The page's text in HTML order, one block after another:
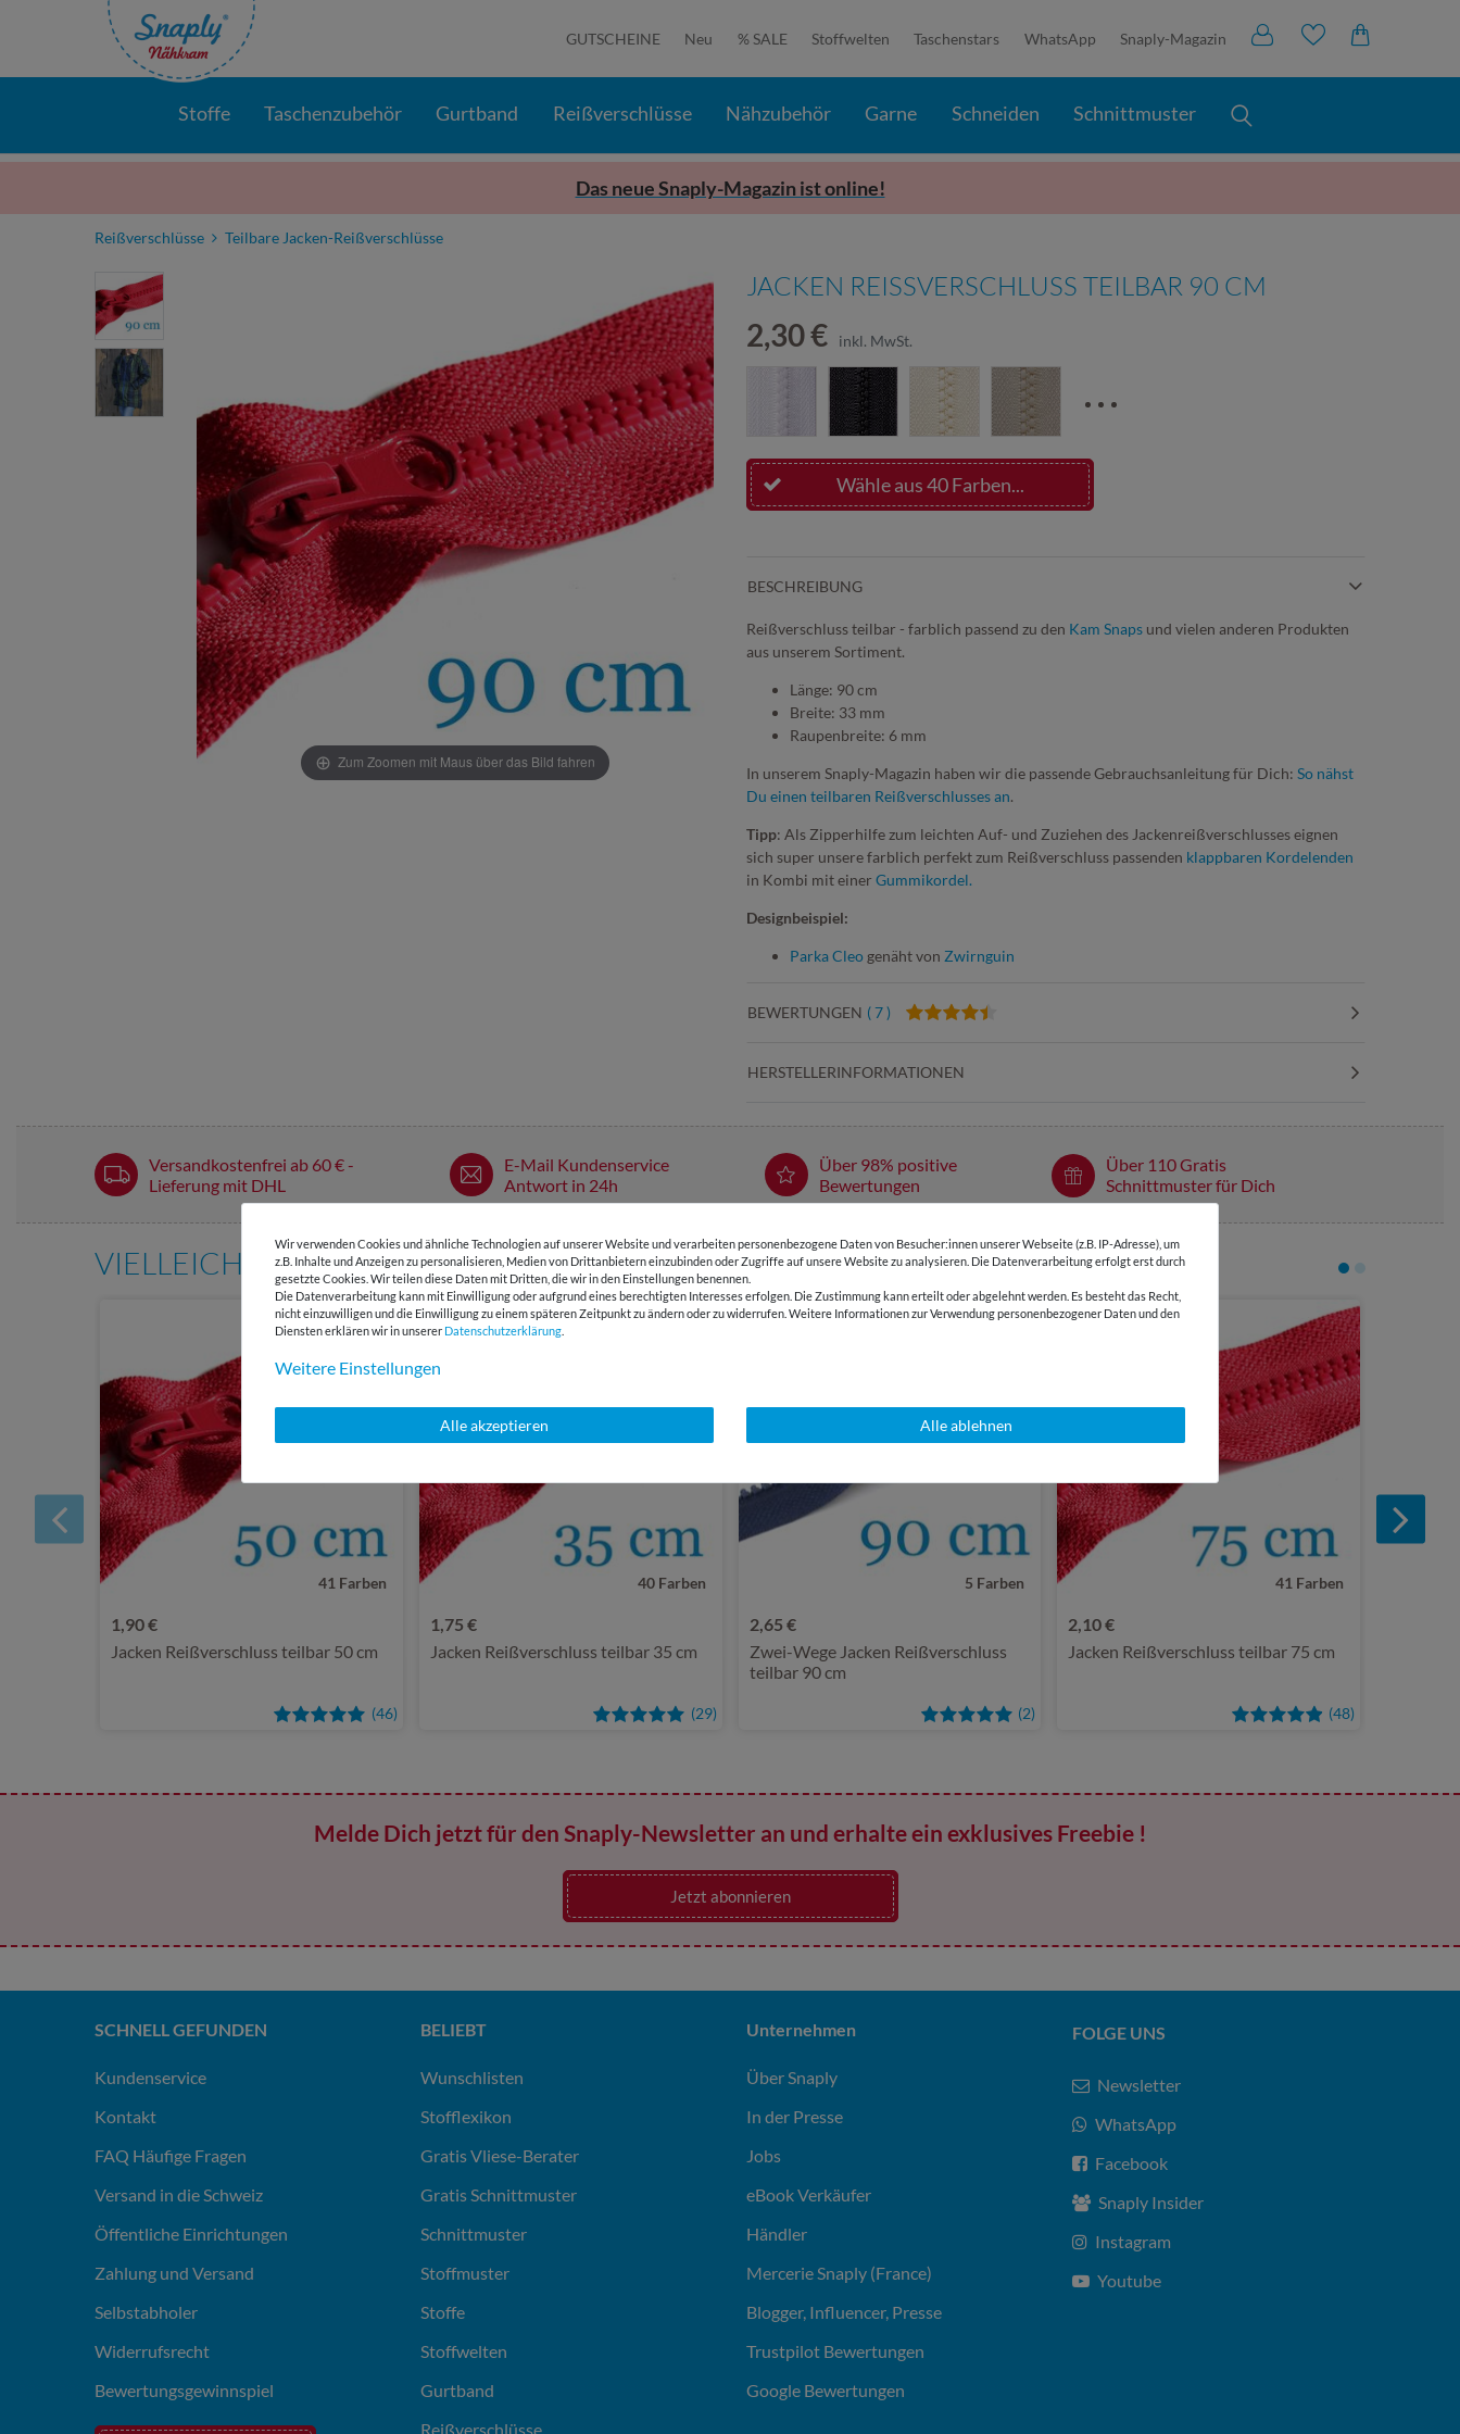
GUTSCHEINE Neu % SALE Stoffwelten Taschenstars WhatsApp Snaply-Magazin
Stoffe Taschenzubehör Gurtband Reißverschlüsse Nähzubehör Garne Schneiden Schnittmuster
Das neue Snaply-Magazin ist online!
Reißverschlüsse Teilbare Jacken-Reißverschlüsse
Zum Zoomen mit Maus über das Bild fahren
JACKEN REISSVERSCHLUSS TEILBAR 90 CM
2,30 € inkl. MwSt.
Wähle aus 40 Farben...
BESCHREIBUNG
Reißverschluss teilbar - farblich passend zu den Kam Snaps und vielen anderen Produkten
aus unserem Sortiment.
Länge: 90 cm
Breite: 33 mm
Raupenbreite: 6 mm
In unserem Snaply-Magazin haben wir die passende Gebrauchsanleitung für Dich: So nähst
Du einen teilbaren Reißverschlusses an.
Tipp: Als Zipperhilfe zum leichten Auf- und Zuziehen des Jackenreißverschlusses eignen
sich super unsere farblich perfekt zum Reißverschluss passenden klappbaren Kordelenden
in Kombi mit einer Gummikordel.
Designbeispiel:
Parka Cleo genäht von Zwirnguin
BEWERTUNGEN ( 7 )
HERSTELLERINFORMATIONEN
Versandkostenfrei ab 60 € -
Lieferung mit DHL
E-Mail Kundenservice
Antwort in 24h
Über 98% positive
Bewertungen
Über 110 Gratis
Schnittmuster für Dich
VIELLEICHT AUCH INTERESSANT
41 Farben
(46)
1,90 €
Jacken Reißverschluss teilbar 50 cm
40 Farben
(29)
1,75 €
Jacken Reißverschluss teilbar 35 cm
5 Farben
(2)
2,65 €
Zwei-Wege Jacken Reißverschluss
teilbar 90 cm
41 Farben
(48)
2,10 €
Jacken Reißverschluss teilbar 75 cm
Melde Dich jetzt für den Snaply-Newsletter an und erhalte ein exklusives Freebie !
Jetzt abonnieren
Wir verwenden Cookies und ähnliche Technologien auf unserer Website und verarbeiten personenbezogene Daten von Besucher:innen unserer Webseite (z.B. IP-Adresse), um
z.B. Inhalte und Anzeigen zu personalisieren, Medien von Drittanbietern einzubinden oder Zugriffe auf unsere Website zu analysieren. Die Datenverarbeitung erfolgt erst durch
gesetzte Cookies. Wir teilen diese Daten mit Dritten, die wir in den Einstellungen benennen.
Die Datenverarbeitung kann mit Einwilligung oder aufgrund eines berechtigten Interesses erfolgen. Die Zustimmung kann erteilt oder abgelehnt werden. Es besteht das Recht,
nicht einzuwilligen und die Einwilligung zu einem späteren Zeitpunkt zu ändern oder zu widerrufen. Weitere Informationen zur Verwendung personenbezogener Daten und den
Diensten erklären wir in unserer Daten­schutz­erklärung
Weitere Einstellungen
Alle akzeptieren Alle ablehnen
SCHNELL GEFUNDEN
Kundenservice
Kontakt
FAQ Häufige Fragen
Versand in die Schweiz
Öffentliche Einrichtungen
Zahlung und Versand
Selbstabholer
Widerrufsrecht
Bewertungsgewinnspiel
BELIEBT
Wunschlisten
Stofflexikon
Gratis Vliese-Berater
Gratis Schnittmuster
Schnittmuster
Stoffmuster
Stoffe
Stoffwelten
Gurtband
Reißverschlüsse
Unternehmen
Über Snaply
In der Presse
Jobs
eBook Verkäufer
Händler
Mercerie Snaply (France)
Blogger, Influencer, Presse
Trustpilot Bewertungen
Google Bewertungen
FOLGE UNS
Newsletter
WhatsApp
Facebook
Snaply Insider
Instagram
Youtube